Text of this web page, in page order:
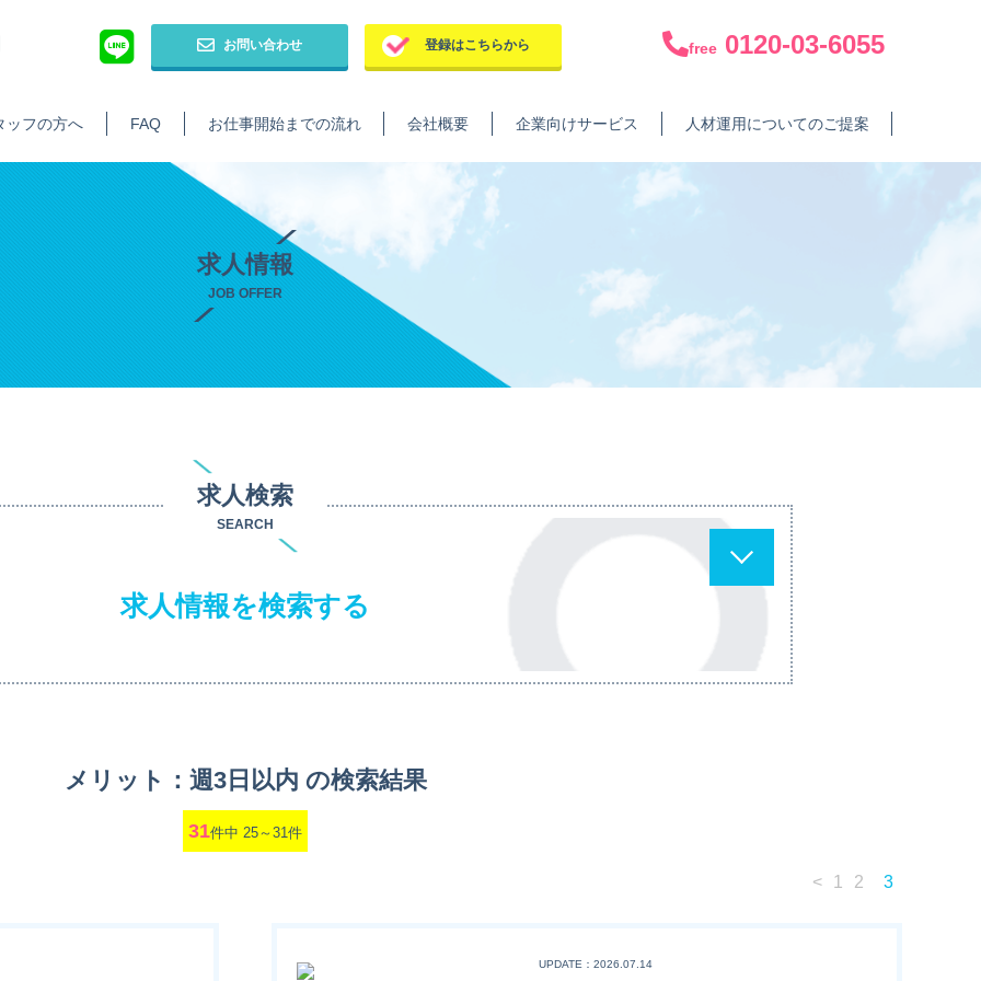
お問い合わせ 登録はこちらから free 0120-03-6055
ッフの方へ FAQ お仕事開始までの流れ 会社概要 企業向けサービス 人材運用についてのご提案
求人情報
JOB OFFER
求人検索
SEARCH
求人情報を検索する
メリット：週3日以内 の検索結果
31件中 25～31件
< 1 2 3
UPDATE：2026.07.14